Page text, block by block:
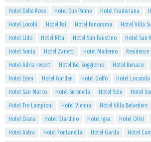
Hotel Delle Rose
Hotel Due Palme Hotel Fraderiana
Hotel Lorolli
Hotel Pai Hotel Panorama Hotel Villa
Hotel Lido
Hotel Rita Hotel San Faustino Hotel San
Hotel Sonia
Hotel Zanetti Hotel Maderno
Hotel Adria resort
Hotel Bel Soggiorno Hotel Benaco
Hotel Eden
Hotel Garden Hotel Golfo Hotel
Hotel San Marco
Hotel Serenella Hotel Sole Hotel
Hotel Tre Lampioni
Hotel Vienna Hotel Villa Belvedere
Hotel Diana
Hotel Giardino Hotel Igea Hotel Olivi
Hotel Astra
Hotel Fontanella Hotel Garda Hotel